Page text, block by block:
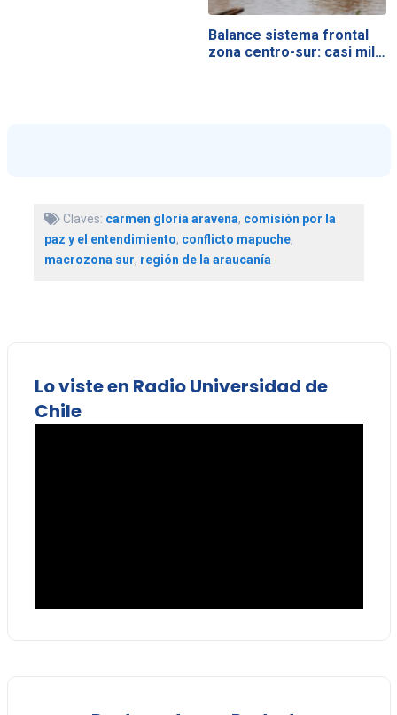
Balance sistema frontal
zona centro-sur: casi mil…
Claves: carmen gloria aravena, comisión por la
paz y el entendimiento, conflicto mapuche,
macrozona sur, región de la araucanía
Lo viste en Radio Universidad de
Chile